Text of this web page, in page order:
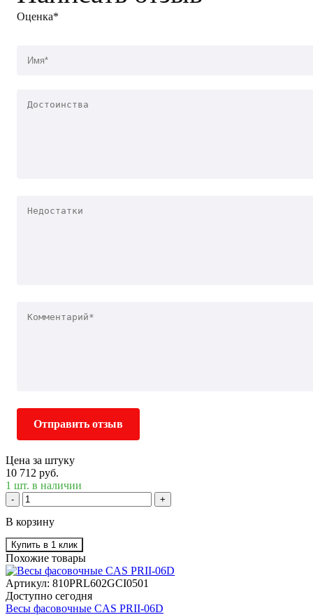
Оценка*
Отправить отзыв
Цена за штуку
10 712 руб.
1 шт. в наличии
- +
В корзину
Купить в 1 клик
Похожие товары
Артикул: 810PRL602GCI0501
Доступно сегодня
Весы фасовочные CAS PRII-06D